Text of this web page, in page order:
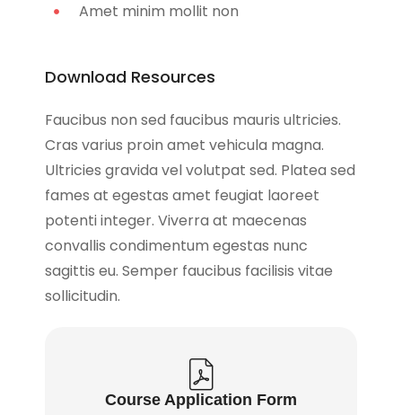
Amet minim mollit non
Download Resources
Faucibus non sed faucibus mauris ultricies.
Cras varius proin amet vehicula magna.
Ultricies gravida vel volutpat sed. Platea sed
fames at egestas amet feugiat laoreet
potenti integer. Viverra at maecenas
convallis condimentum egestas nunc
sagittis eu. Semper faucibus facilisis vitae
sollicitudin.
Course Application Form